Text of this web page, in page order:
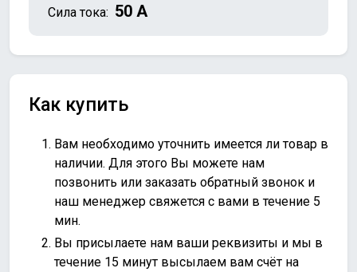
Сила тока: 50 А
Как купить
Вам необходимо уточнить имеется ли товар в
наличии. Для этого Вы можете нам
позвонить или заказать обратный звонок и
наш менеджер свяжется с вами в течение 5
мин.
Вы присылаете нам ваши реквизиты и мы в
течение 15 минут высылаем вам счёт на